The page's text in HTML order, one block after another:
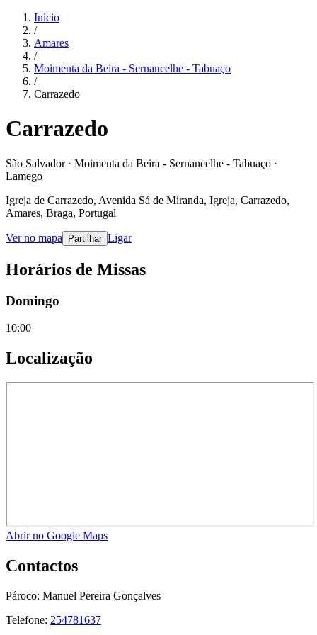
Início
/
Amares
/
Moimenta da Beira - Sernancelhe - Tabuaço
/
Carrazedo
Carrazedo
São Salvador · Moimenta da Beira - Sernancelhe - Tabuaço ·
Lamego
Igreja de Carrazedo, Avenida Sá de Miranda, Igreja, Carrazedo,
Amares, Braga, Portugal
Ver no mapa Partilhar Ligar
Horários de Missas
Domingo
10:00
Localização
Abrir no Google Maps
Contactos
Pároco: Manuel Pereira Gonçalves
Telefone: 254781637